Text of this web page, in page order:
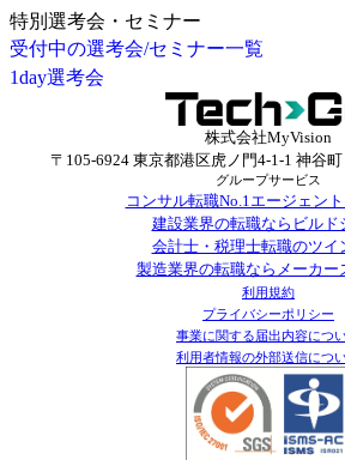
特別選考会・セミナー
受付中の選考会/セミナー一覧
1day選考会
株式会社MyVision
〒105-6924 東京都港区虎ノ門4-1-1 神谷
グループサービス
コンサル転職No.1エージェン
建設業界の転職ならビルド
会計士・税理士転職のツイ
製造業界の転職ならメーカー
利用規約
プライバシーポリシー
事業に関する届出内容につ
利用者情報の外部送信につ